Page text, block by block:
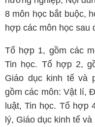
8 môn học bắt buộc,
hợp các môn học sau
Tổ hợp 1, gồm các
Tin học. Tổ hợp 2,
Giáo dục kinh tế và
gồm các môn: Vật lí,
luật, Tin học. Tổ hợp
lý, Giáo dục kinh tế